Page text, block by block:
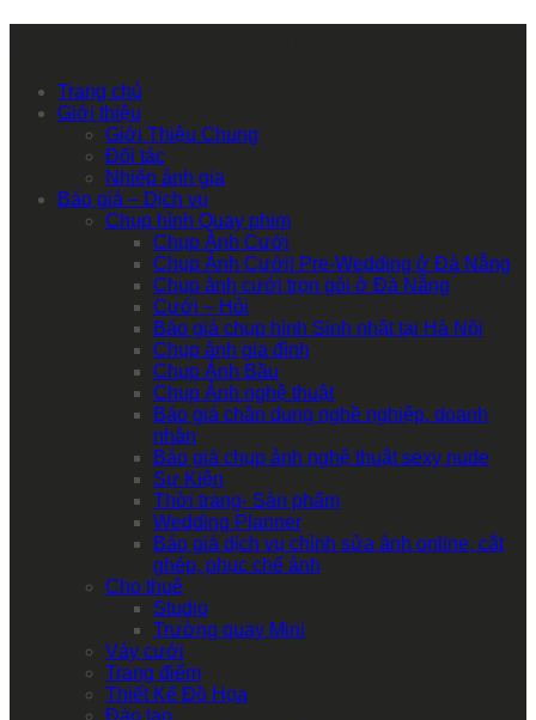
Trang chủ
Giới thiệu
Giới Thiệu Chung
Đối tác
Nhiếp ảnh gia
Báo giá – Dịch vụ
Chụp hình Quay phim
Chụp Ảnh Cưới
Chụp Ảnh Cưới| Pre-Wedding ở Đà Nẵng
Chụp ảnh cưới trọn gói ở Đà Nẵng
Cưới – Hỏi
Báo giá chụp hình Sinh nhật tại Hà Nội
Chụp ảnh gia đình
Chụp Ảnh Bầu
Chụp Ảnh nghệ thuật
Báo giá chân dung nghề nghiệp, doanh
nhân
Báo giá chụp ảnh nghệ thuật sexy nude
Sự Kiện
Thời trang- Sản phẩm
Wedding Planner
Báo giá dịch vụ chỉnh sửa ảnh online, cắt
ghép, phục chế ảnh
Cho thuê
Studio
Trường quay Mini
Váy cưới
Trang điểm
Thiết Kế Đồ Họa
Đào tạo